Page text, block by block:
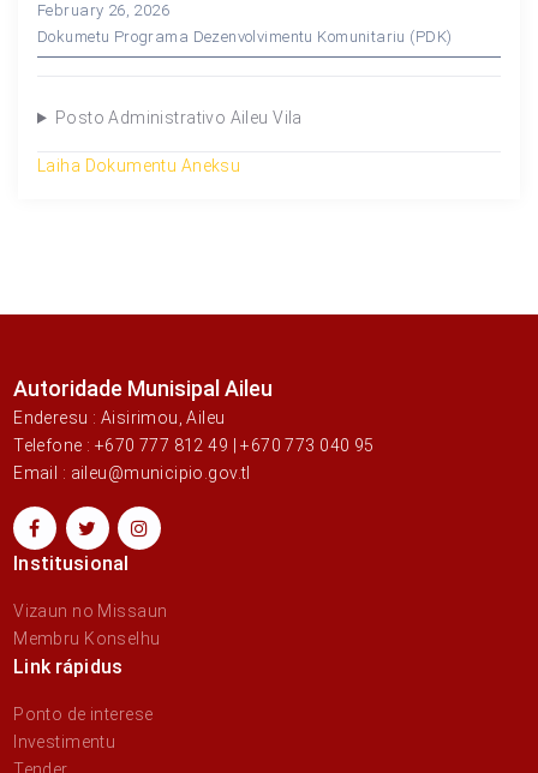
February 26, 2026
Dokumetu Programa Dezenvolvimentu Komunitariu (PDK)
Posto Administrativo Aileu Vila
Laiha Dokumentu Aneksu
Autoridade Munisipal Aileu
Enderesu : Aisirimou, Aileu
Telefone : +670 777 812 49 | +670 773 040 95
Email : aileu@municipio.gov.tl
Institusional
Vizaun no Missaun
Membru Konselhu
Link rápidus
Ponto de interese
Investimentu